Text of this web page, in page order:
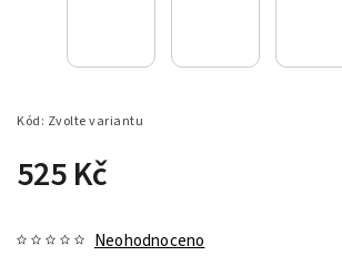
Kód: Zvolte variantu
525 Kč
Neohodnoceno